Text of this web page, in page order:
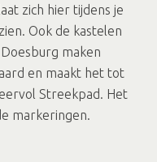
zich hier tijdens je
Ook de kastelen
maken
en maakt het tot
Streekpad. Het
markeringen.